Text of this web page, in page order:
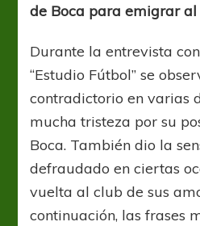
de Boca para emigrar al
Durante la entrevista
“Estudio Fútbol” se
contradictorio en varias
mucha tristeza por su
Boca. También dio la
defraudado en ciertas
vuelta al club de sus
continuación, las frases